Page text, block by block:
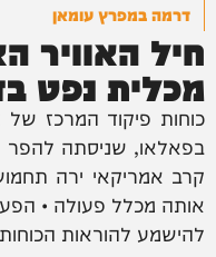
דרמה במפרץ עומאן
חיל האוויר
מכלית נפט
כוחות פיקוד המרכז
בפאלאו, שניסתה להפר
קרב אמריקאי ירה
אותה מכלל פעולה •
להישמע להוראות